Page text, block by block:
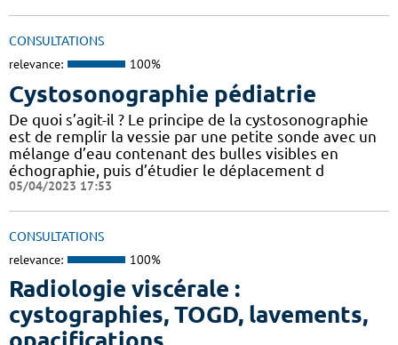
CONSULTATIONS
relevance: 100%
Cystosonographie pédiatrie
De quoi s’agit-il ? Le principe de la cystosonographie
est de remplir la vessie par une petite sonde avec un
mélange d’eau contenant des bulles visibles en
échographie, puis d’étudier le déplacement d
05/04/2023 17:53
CONSULTATIONS
relevance: 100%
Radiologie viscérale :
cystographies, TOGD, lavements,